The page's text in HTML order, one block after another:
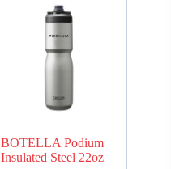
BOTELLA Podium
Insulated Steel 22oz